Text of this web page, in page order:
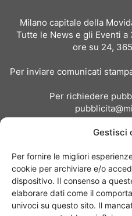
Gestisci
Per fornire le migliori
cookie per archiviare e/o
dispositivo. Il consenso a
elaborare dati come il
univoci su questo sito. Il
Milano capitale della
Tutte le News e gli Eventi
ore su 24,
Per inviare comunicati
Per richiedere